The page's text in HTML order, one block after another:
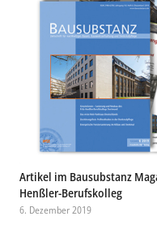
Artikel im Bausubstanz
Henßler-Berufskolleg
6. Dezember 2019